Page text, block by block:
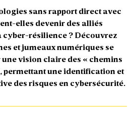
sans rapport direct avec
elles devenir des alliés
cyber-résilience ? Découvrez
et jumeaux numériques se
vision claire des « chemins
permettant une identification et
des risques en cybersécurité.